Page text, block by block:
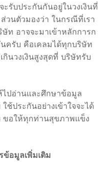
ะรับประกันกันอยู่ในวงเงินที่
วนตัวมองว่า ในกรณีที่เรา
ท อาจจะมาเข้าหลักการก
นครับ คือเคลมได้ทุกบริษัท
นวงเงินสูงสุดที่ บริษัทรับ
ไปอ่านและศึกษาข้อมูล
ช้ประกันอย่างเข้าใจจะได้
ขอให้ทุกท่านสุขภาพแข็ง
ข้อมูลเพิ่มเติม